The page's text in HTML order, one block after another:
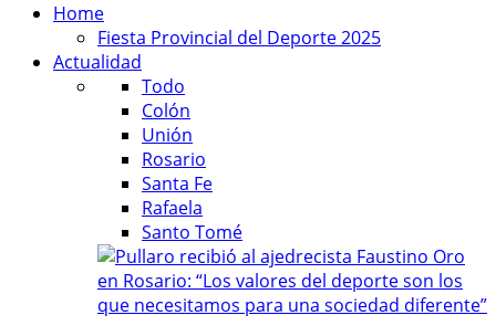
Home
Fiesta Provincial del Deporte 2025
Actualidad
Todo
Colón
Unión
Rosario
Santa Fe
Rafaela
Santo Tomé